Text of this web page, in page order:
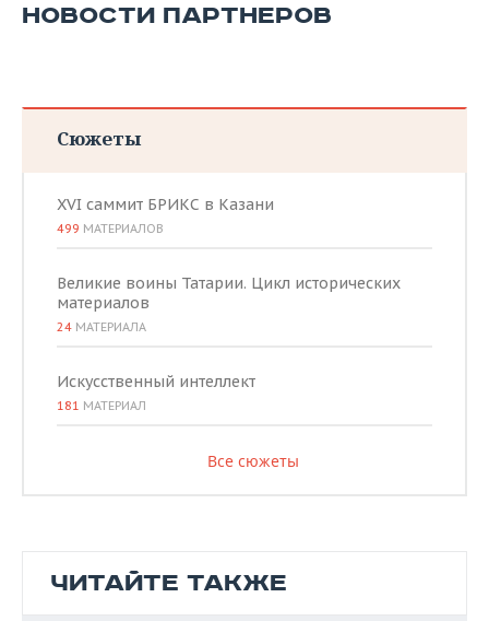
НОВОСТИ ПАРТНЕРОВ
Сюжеты
XVI саммит БРИКС в Казани
499 МАТЕРИАЛОВ
Великие воины Татарии. Цикл исторических
материалов
24 МАТЕРИАЛА
Искусственный интеллект
181 МАТЕРИАЛ
Все сюжеты
ЧИТАЙТЕ ТАКЖЕ